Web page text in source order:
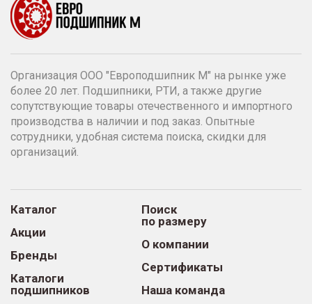
Организация ООО "Европодшипник М" на рынке уже
более 20 лет. Подшипники, РТИ, а также другие
сопутствующие товары отечественного и импортного
производства в наличии и под заказ. Опытные
сотрудники, удобная система поиска, скидки для
организаций.
Каталог
Акции
Бренды
Каталоги
подшипников
Поиск
по размеру
О компании
Сертификаты
Наша команда